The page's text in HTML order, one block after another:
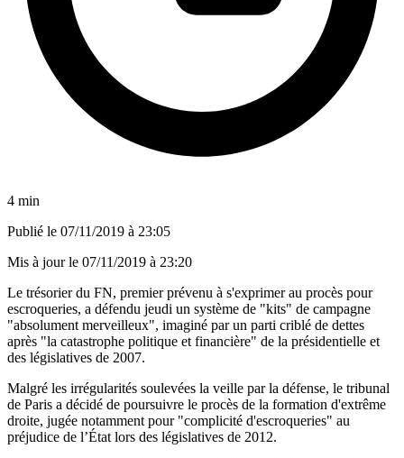
4 min
Publié le 07/11/2019 à 23:05
Mis à jour le 07/11/2019 à 23:20
Le trésorier du FN, premier prévenu à s'exprimer au procès pour
escroqueries, a défendu jeudi un système de "kits" de campagne
"absolument merveilleux", imaginé par un parti criblé de dettes
après "la catastrophe politique et financière" de la présidentielle et
des législatives de 2007.
Malgré les irrégularités soulevées la veille par la défense, le tribunal
de Paris a décidé de poursuivre le procès de la formation d'extrême
droite, jugée notamment pour "complicité d'escroqueries" au
préjudice de l’État lors des législatives de 2012.